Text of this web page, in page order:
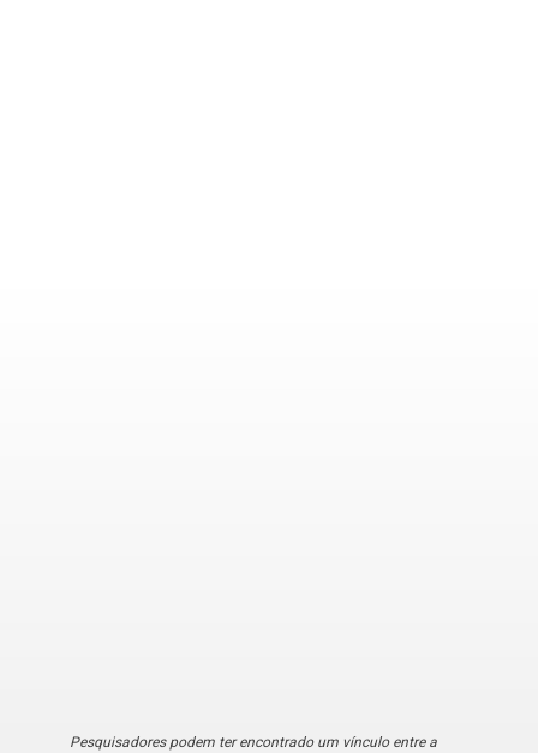
Pesquisadores podem ter encontrado um vínculo entre a